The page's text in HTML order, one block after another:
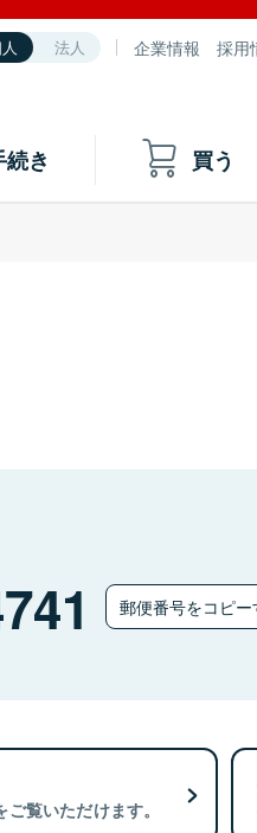
法人 企業情報 採用
き 買う
郵便番号をコピー
覧いただけます。